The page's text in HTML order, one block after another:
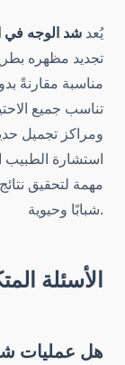
يُعد شد الوجه في
تجديد مظهره
مناسبة مقارنةً
تناسب جميع
ومراكز تجميل
استشارة الطبيب
مهمة لتحقيق
شبابًا وحيوية.
الأسئلة
هل عمليات